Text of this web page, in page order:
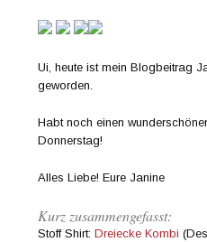
Ui, heute ist mein Blogbeitrag
geworden.
Habt noch einen
Donnerstag!
Alles Liebe! Eure Janine
Kurz zusammengefasst:
Stoff Shirt:Dreiecke Kombi